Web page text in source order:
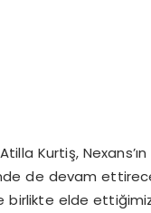
Kurtiş,
de devam
birlikte elde